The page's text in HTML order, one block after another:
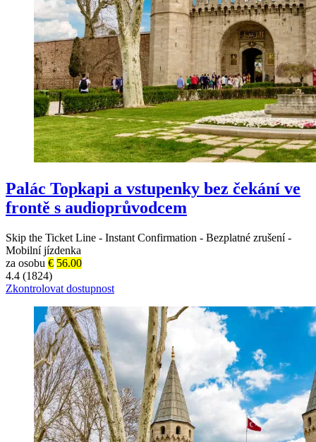
Palác Topkapi a vstupenky bez čekání ve
frontě s audioprůvodcem
Skip the Ticket Line - Instant Confirmation - Bezplatné zrušení -
Mobilní jízdenka
za osobu € 56.00
4.4 (1824)
Zkontrolovat dostupnost